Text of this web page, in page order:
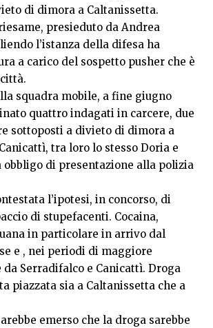
di dimora a Caltanissetta.
presieduto da Andrea
l’istanza della difesa ha
a carico del sospetto pusher che è
squadra mobile, a fine giugno
quattro indagati in carcere, due
sottoposti a divieto di dimora a
tra loro lo stesso Doria e
obbligo di presentazione alla polizia
l’ipotesi, in concorso, di
di stupefacenti. Cocaina,
in particolare in arrivo dal
e , nei periodi di maggiore
Serradifalco e Canicattì. Droga
piazzata sia a Caltanissetta che a
emerso che la droga sarebbe